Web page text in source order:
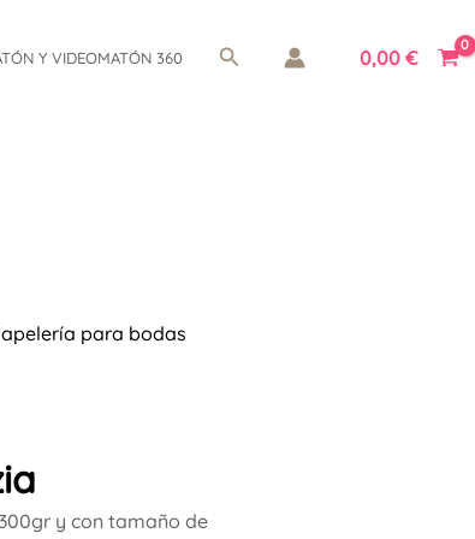
Y VIDEOMATÓN 360 Buscar 0,00 €
para bodas
y con tamaño de